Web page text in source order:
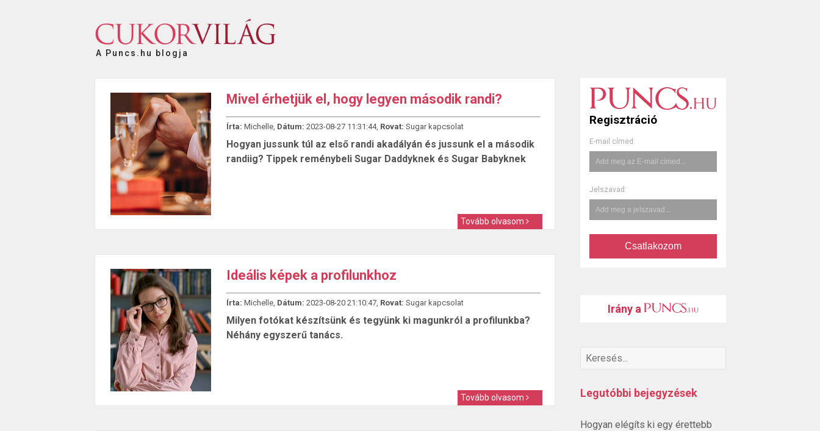
Regisztráció
E-mail címed:
Jelszavad:
Csatlakozom
Irány a
Legutóbbi bejegyzések
Hogyan elégíts ki egy érettebb
A Puncs.hu blogja
Mivel érhetjük el, hogy legyen második randi?
Írta: Michelle, Dátum: 2023-08-27 11:31:44, Rovat: Sugar kapcsolat
Hogyan jussunk túl az első randi akadályán és jussunk el a második
randiig? Tippek reménybeli Sugar Daddyknek és Sugar Babyknek
Tovább olvasom
Ideális képek a profilunkhoz
Írta: Michelle, Dátum: 2023-08-20 21:10:47, Rovat: Sugar kapcsolat
Milyen fotókat készítsünk és tegyünk ki magunkról a profilunkba?
Néhány egyszerű tanács.
Tovább olvasom